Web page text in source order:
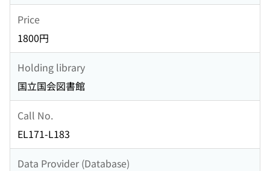
Price
1800円
Holding library
国立国会図書館
Call No.
EL171-L183
Data Provider (Database)